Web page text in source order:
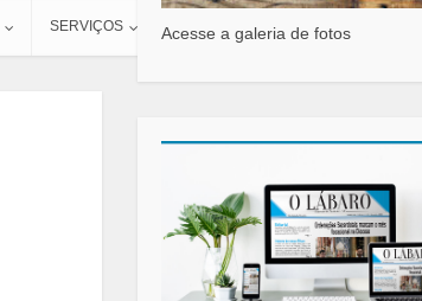
SERVIÇOS CONTATO
Acesse a galeria de fotos